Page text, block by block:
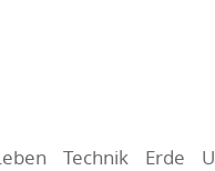
Technik Erde